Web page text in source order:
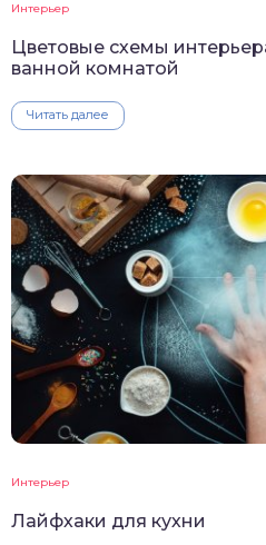
Интерьер
Цветовые схемы
ванной комнатой
Читать далее
Интерьер
Лайфхаки для кухни